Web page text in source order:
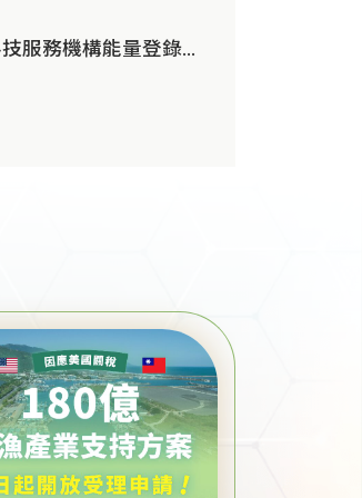
農業部115年度「智慧農業科技服務機構能量登錄」即日起開放申請，歡迎欲加入智慧農業行列之業者踴躍參與(第1批次4月30日...